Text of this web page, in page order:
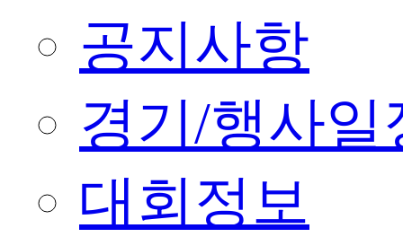
공지사항
경기/행사일
대회정보